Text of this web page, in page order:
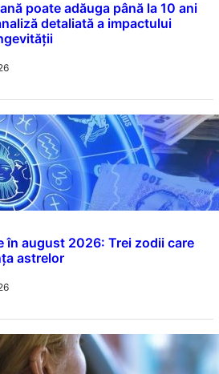
poate adăuga până la 10 ani
detaliată a impactului
în august 2026: Trei zodii care
astrelor